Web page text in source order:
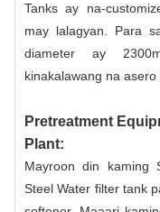
Tanks ay na-
may lalagyan. Para
diameter ay
kinakalawang na asero
Pretreatment
Plant:
Mayroon din kaming
Steel Water filter tank